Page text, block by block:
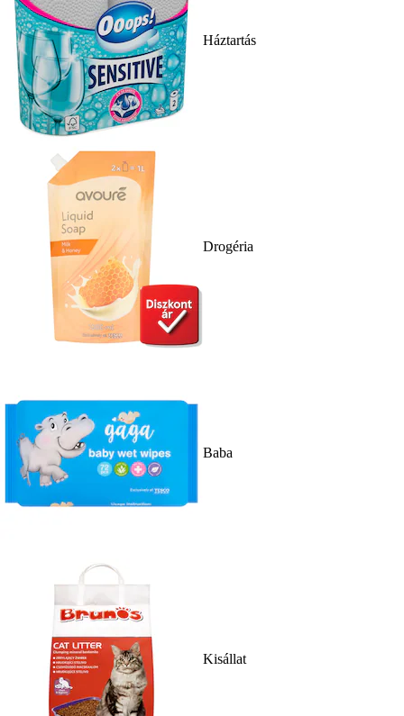
Háztartás
Drogéria
Baba
Kisállat